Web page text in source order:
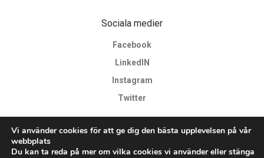
Sociala medier
Facebook
LinkedIN
Instagram
Twitter
Vi använder cookies för att ge dig den bästa upplevelsen på vår
webbplats
Du kan ta reda på mer om vilka cookies vi använder eller stänga